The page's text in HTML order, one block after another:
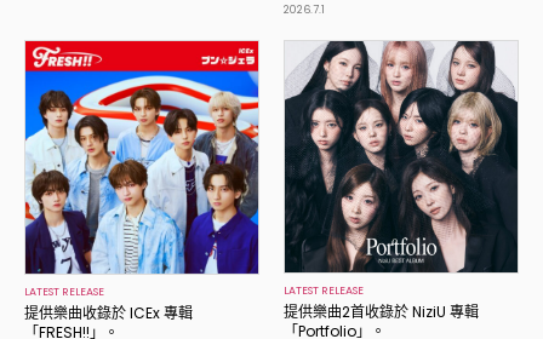
2026.7.1
LATEST RELEASE
提供樂曲收錄於 ICEx 專輯
「FRESH!!」。
LATEST RELEASE
提供樂曲2首收錄於 NiziU 專輯
「Portfolio」。